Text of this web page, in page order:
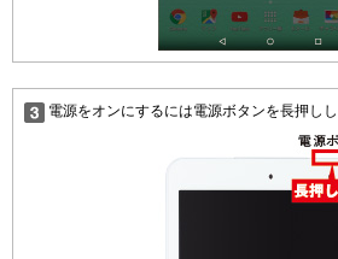
電源をオンにするには電源ボタンを長押しし